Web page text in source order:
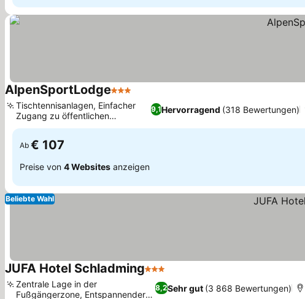
AlpenSportLodge3 Sterne
9,1Hervorragend (318 Bewertungen)
Tischtennisanlagen, Einfacher
Zugang zu öffentlichen
Verkehrsmitteln
Ab € 107
Preise von 4 Websites anzeigen
Beliebte Wahl
JUFA Hotel Schladming3 Sterne
8,2Sehr gut (3 868 Bewertungen)
Zentrale Lage in der
Fußgängerzone, Entspannender